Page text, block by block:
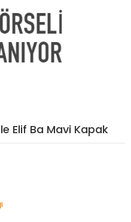
Elif Ba Mavi Kapak